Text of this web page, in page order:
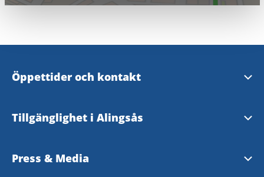
Öppettider och kontakt
Öppettider och kontakt
Tillgänglighet i Alingsås
Tillgänglighetsguide - TD
Press & Media